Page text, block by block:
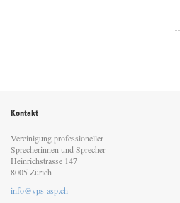
Kontakt
Vereinigung professioneller
Sprecherinnen und Sprecher
Heinrichstrasse 147
8005 Zürich
info@vps-asp.ch